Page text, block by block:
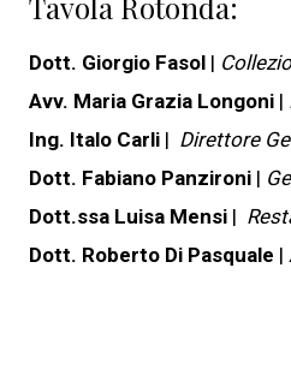
Dott. Giorgio Fasol |
Avv. Maria Grazia Longoni |
Ing. Italo Carli | Direttore
Dott. Fabiano Panzironi |
Dott.ssa Luisa Mensi |
Dott. Roberto Di Pasquale |